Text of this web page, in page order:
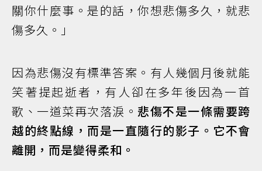
關你什麼事。是的話，你想悲傷多久，就悲
傷多久。」
因為悲傷沒有標準答案。有人幾個月後就能
笑著提起逝者，有人卻在多年後因為一首
歌、一道菜再次落淚。 悲傷不是一條需要跨
越的終點線，而是一直隨行的影子。它不會
離開，而是變得柔和。